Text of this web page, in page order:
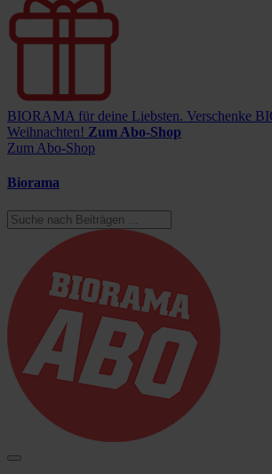
BIORAMA für deine Liebsten. Verschenke
Weihnachten! Zum Abo-Shop
Zum Abo-Shop
Biorama